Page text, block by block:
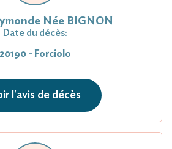
Née BIGNON
Date du décès:
20190 - Forciolo
l'avis de décès